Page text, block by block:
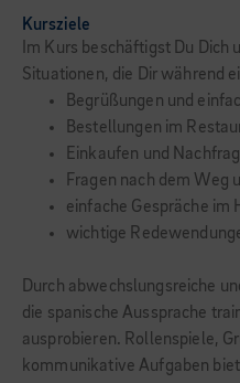
Kursziele
Im Kurs beschäftigst Du
Situationen, die Dir während
Begrüßungen und
Bestellungen im
Einkaufen und
Fragen nach dem Weg
einfache Gespräche im
wichtige
Durch abwechslungsreiche
die spanische Aussprache
ausprobieren. Rollenspiele,
kommunikative Aufgaben